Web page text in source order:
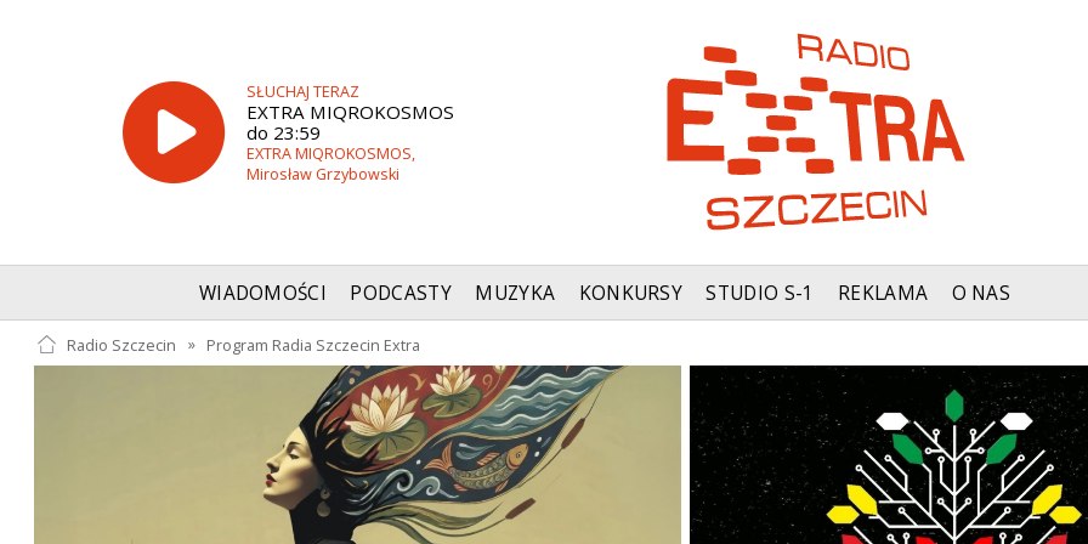
SŁUCHAJ TERAZ
EXTRA MIQROKOSMOS
do 23:59
EXTRA MIQROKOSMOS,
Mirosław Grzybowski
WIADOMOŚCI PODCASTY MUZYKA KONKURSY STUDIO S-1 REKLAMA O NAS
Radio Szczecin » Program Radia Szczecin Extra